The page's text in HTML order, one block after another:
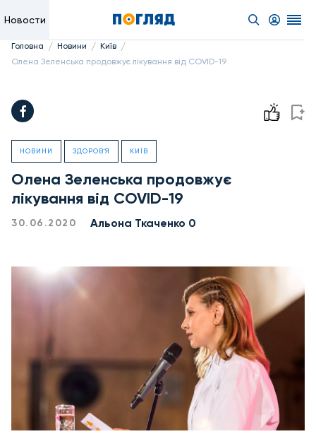
Новости
Головна / Новини / Київ /
Олена Зеленська продовжує лікування від COVID-19
НОВИНИ ЗДОРОВ'Я КИЇВ
Олена Зеленська продовжує
лікування від COVID-19
30.06.2020 Альона Ткаченко 0